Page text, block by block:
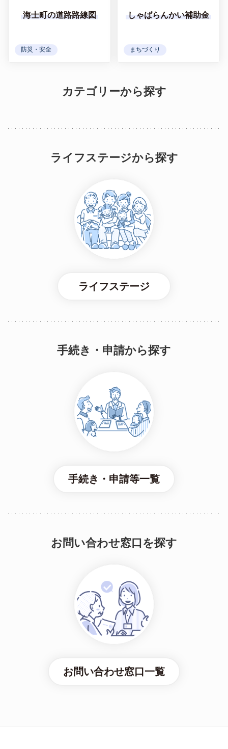
海士町の道路路線図
防災・安全
しゃばらんかい補助金
まちづくり
カテゴリーから探す
ライフステージから探す
ライフステージ
手続き・申請から探す
手続き・申請等一覧
お問い合わせ窓口を探す
お問い合わせ窓口一覧